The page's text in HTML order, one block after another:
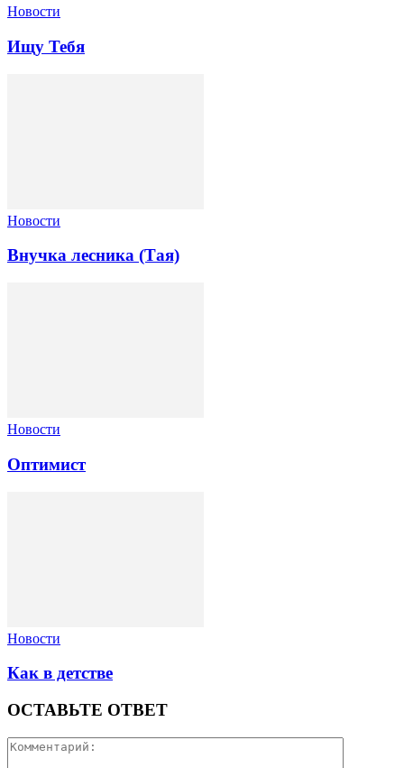
Новости
Ищу Тебя
Новости
Внучка лесника (Тая)
Новости
Оптимист
Новости
Как в детстве
ОСТАВЬТЕ ОТВЕТ